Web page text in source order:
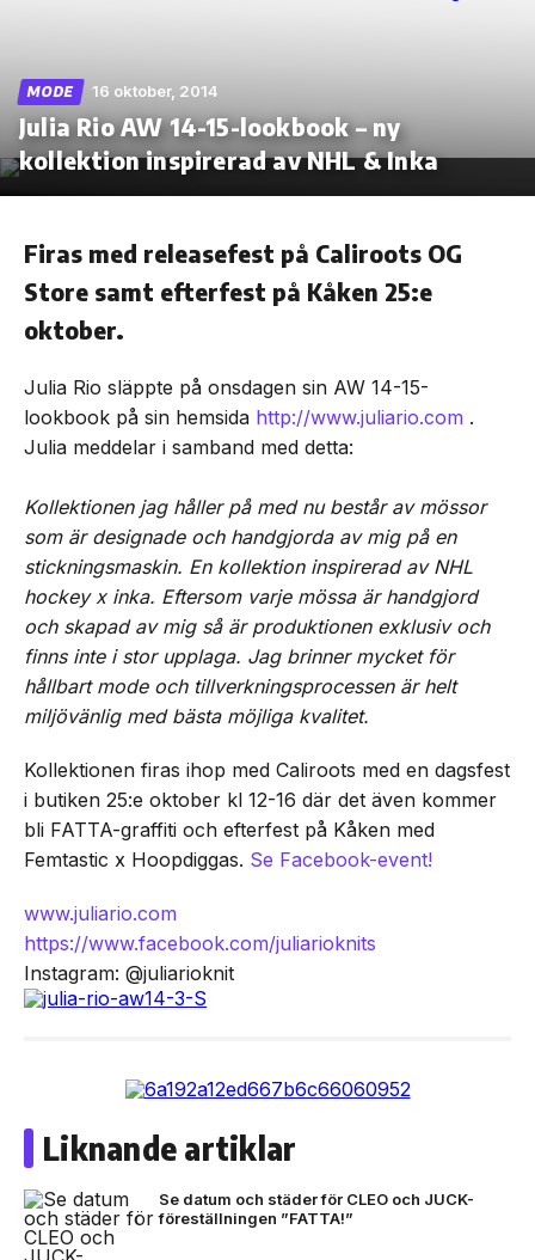
Skip
the
MODE 16 oktober, 2014
Julia Rio AW 14-15-lookbook – ny
kollektion inspirerad av NHL & Inka
Firas med releasefest på Caliroots OG
Store samt efterfest på Kåken 25:e
oktober.
Julia Rio släppte på onsdagen sin AW 14-15-
lookbook på sin hemsida http://www.juliario.com .
Julia meddelar i samband med detta:
Kollektionen jag håller på med nu består av mössor
som är designade och handgjorda av mig på en
stickningsmaskin. En kollektion inspirerad av NHL
hockey x inka. Eftersom varje mössa är handgjord
och skapad av mig så är produktionen exklusiv och
finns inte i stor upplaga. Jag brinner mycket för
hållbart mode och tillverkningsprocessen är helt
miljövänlig med bästa möjliga kvalitet.
Kollektionen firas ihop med Caliroots med en dagsfest
i butiken 25:e oktober kl 12-16 där det även kommer
bli FATTA-graffiti och efterfest på Kåken med
Femtastic x Hoopdiggas. Se Facebook-event!
www.juliario.com
https://www.facebook.com/juliarioknits
Instagram: @juliarioknit
Liknande artiklar
Se datum och städer för CLEO och JUCK-
föreställningen ”FATTA!”